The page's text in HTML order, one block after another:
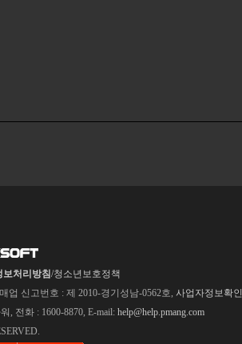
보처리방침/청소년보호정책
업 신고번호 : 제 2010-경기성남-0562호, 사업자정보확인
, 전화 : 1600-8870, E-mail: help@help.pmang.com